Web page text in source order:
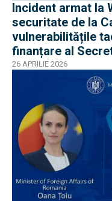
Incident armat la
securitate de la
vulnerabilitățile
finanțare al
26 APRILIE 2026